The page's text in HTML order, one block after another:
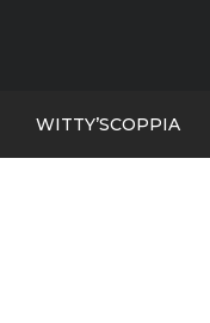
WITTY’SCOPPIA